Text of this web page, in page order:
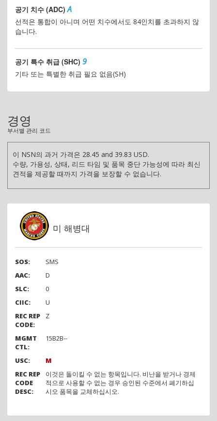
공기 치수 (ADC)A
선적은 통합이 아니며 어떤 치수에서도 84인치를 초과하지 않
습니다.
공기 특수 취급 (SHC) 9
기타 또는 특별한 취급 필요 없음(SH)
경영
부서별 관리 코드
이 NSN의 과거 가격은 28.45 and 39.83 USD.
수량, 가용성, 상태, 리드 타임 및 품목 중단 가능성에 따라 최신
견적을 제공할 때까지 가격을 보장할 수 없습니다.
미 해병대
SOS:
SMS
AAC:
D
SLC:
0
CIIC:
U
REC REP
CODE:
Z
MGMT
CTL:
15B2B--
USC:
M
REC REP
CODE
DESC:
이것은 돌이킬 수 없는 항목입니다. 비난을 받거나 경제
적으로 사용할 수 없는 경우 승인된 수준에서 폐기하십
시오 품목을 교체하십시오.